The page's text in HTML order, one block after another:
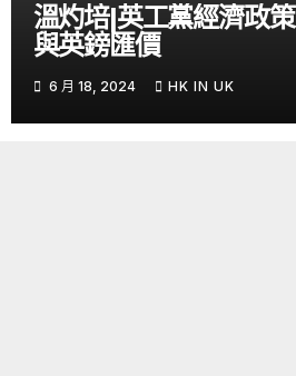
溫灼培|英工黨經濟政策
與英鎊匯價
6 月 18, 2024 HK IN UK